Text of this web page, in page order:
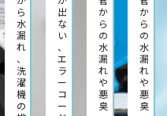
ら
水
漏
れ
、
洗
濯
機
の
出
な
い
、
エ
ラ
ー
コ
ー
か
ら
の
水
漏
れ
や
悪
臭
か
ら
の
水
漏
れ
や
悪
臭